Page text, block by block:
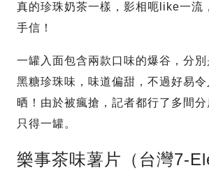
真的珍珠奶茶一樣，影相呃like一流
手信！
一罐入面包含兩款口味的爆谷，分別
黑糖珍珠味，味道偏甜，不過好易
晒！由於被瘋搶，記者都行了多間分
只得一罐。
樂事茶味薯片（台灣7-